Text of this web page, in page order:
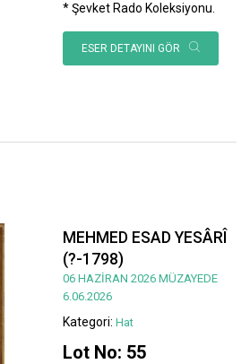
* Şevket Rado Koleksiyonu.
ESER DETAYINI GÖR
MEHMED ESAD YESÂRÎ
(?-1798)
06 HAZİRAN 2026 MÜZAYEDE
6.06.2026
Kategori: Hat
Lot No: 55